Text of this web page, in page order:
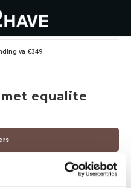
va €349
equalite